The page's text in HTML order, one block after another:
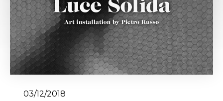
03/12/2018